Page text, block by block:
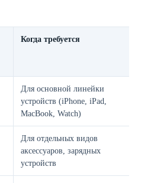
Когда требуется
Для основной линейки
устройств (iPhone, iPad,
MacBook, Watch)
Для отдельных видов
аксессуаров, зарядных
устройств